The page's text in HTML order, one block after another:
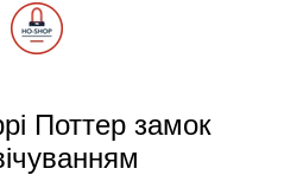
Поттер замок